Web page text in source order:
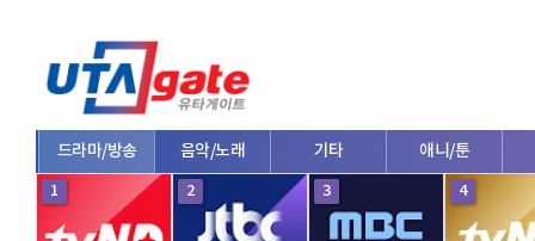
드라마/방송 음악/노래 기타 애니/툰
1 2 3 4